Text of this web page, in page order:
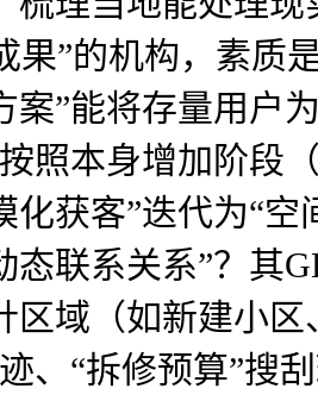
果”的机构，素
”能将存量用户
照本身增加阶段
化获客”迭代为“
联系关系”？其
域（如新建小区
、“拆修预算”搜